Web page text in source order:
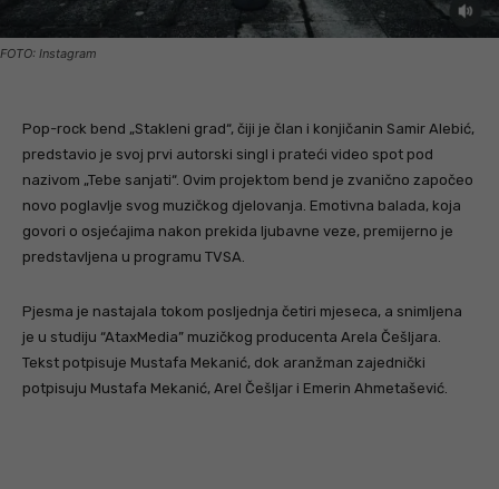
FOTO: Instagram
Pop-rock bend „Stakleni grad“, čiji je član i konjičanin Samir Alebić,
predstavio je svoj prvi autorski singl i prateći video spot pod
nazivom „Tebe sanjati“. Ovim projektom bend je zvanično započeo
novo poglavlje svog muzičkog djelovanja. Emotivna balada, koja
govori o osjećajima nakon prekida ljubavne veze, premijerno je
predstavljena u programu TVSA.
Pjesma je nastajala tokom posljednja četiri mjeseca, a snimljena
je u studiju “AtaxMedia” muzičkog producenta Arela Češljara.
Tekst potpisuje Mustafa Mekanić, dok aranžman zajednički
potpisuju Mustafa Mekanić, Arel Češljar i Emerin Ahmetašević.